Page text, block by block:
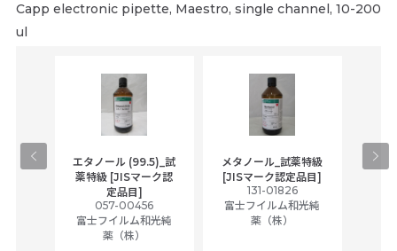
Capp electronic pipette, Maestro, single channel, 10-200
ul
エタノール (99.5)_試
薬特級 [JISマーク認
定品目]
057-00456
富士フイルム和光純
薬（株）
メタノール_試薬特級
[JISマーク認定品目]
131-01826
富士フイルム和光純
薬（株）
ア